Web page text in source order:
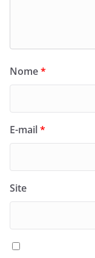
Nome*
E-mail*
Site